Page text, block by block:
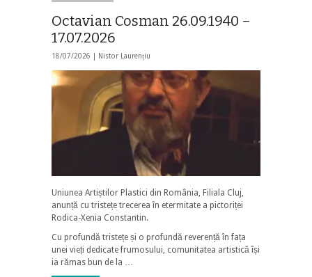
Octavian Cosman 26.09.1940 –
17.07.2026
18/07/2026 | Nistor Laurențiu
Uniunea Artiștilor Plastici din România, Filiala Cluj,
anunță cu tristețe trecerea în etermitate a pictoriței
Rodica-Xenia Constantin.
Cu profundă tristețe și o profundă reverență în fața
unei vieți dedicate frumosului, comunitatea artistică își
ia rămas bun de la …